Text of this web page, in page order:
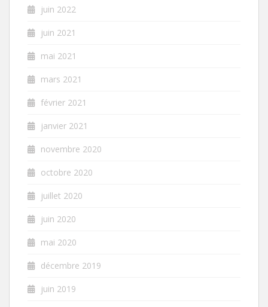
juin 2022
juin 2021
mai 2021
mars 2021
février 2021
janvier 2021
novembre 2020
octobre 2020
juillet 2020
juin 2020
mai 2020
décembre 2019
juin 2019